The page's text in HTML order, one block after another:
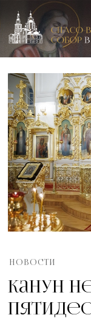
Спасо-
НОВОСТИ
Канун